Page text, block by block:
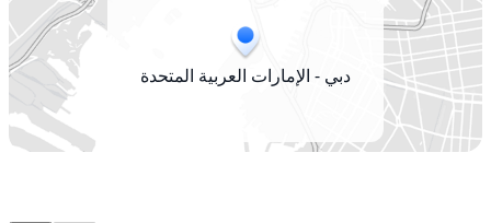
دبي - الإمارات العربية المتحدة